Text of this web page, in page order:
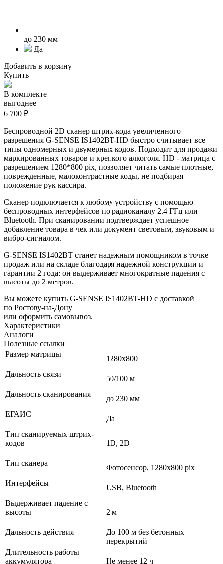
до 230 мм
Да
Добавить в корзину
Купить
В комплекте
выгоднее
6 700 ₽
Беспроводной 2D сканер штрих-кода увеличенного
разрешения G-SENSE IS1402BT-HD быстро считывает все
типы одномерных и двумерных кодов. Подходит для продажи
маркированных товаров и крепкого алкоголя. HD - матрица с
разрешением 1280*800 pix, позволяет читать самые плотные,
поврежденные, малоконтрастные коды, не подбирая
положение рук кассира.
Сканер подключается к любому устройству с помощью
беспроводных интерфейсов по радиоканалу 2.4 ГГц или
Bluetooth. При сканировании подтверждает успешное
добавление товара в чек или документ световым, звуковым и
вибро-сигналом.
G-SENSE IS1402BT станет надежным помощником в точке
продаж или на складе благодаря надежной конструкции и
гарантии 2 года: он выдерживает многократные падения с
высоты до 2 метров.
Вы можете купить G-SENSE IS1402BT-HD с доставкой
по Ростову-на-Дону
или оформить самовывоз.
Характеристики
Аналоги
Полезные ссылки
Размер матрицы
1280х800
Дальность связи
50/100 м
Дальность сканирования
до 230 мм
ЕГАИС
Да
Тип сканируемых штрих-
кодов
1D, 2D
Тип сканера
Фотосенсор, 1280x800 pix
Интерфейсы
USB, Bluetooth
Выдерживает падение с
высоты
2 м
Дальность действия
До 100 м без бетонных
перекрытий
Длительность работы
аккумулятора
Не менее 12 ч